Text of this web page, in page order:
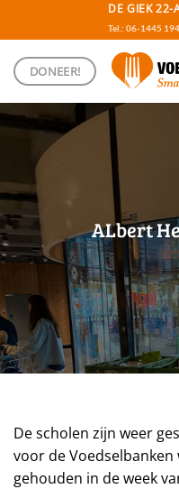
inhoud
DE GIEK 22-
Tel.: 06-1445
DONEER!
ALbert
De scholen zijn weer
voor de
gehouden in de week